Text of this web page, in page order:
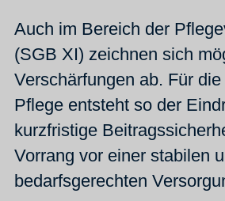
Auch im Bereich der
(SGB XI) zeichnen sich
Verschärfungen ab. Für
Pflege entsteht so der
kurzfristige
Vorrang vor einer stabilen
bedarfsgerechten